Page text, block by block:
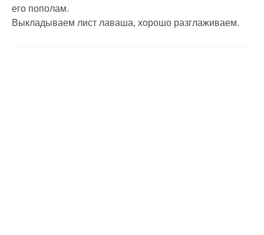
его пополам.
Выкладываем лист лаваша, хорошо разглаживаем.